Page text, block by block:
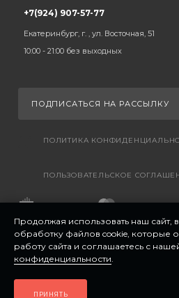
+7(924) 907-57-77
Екатеринбург, г. , ул. Восточная, 51
10:00 - 21:00 без выходных
ПОДПИСАТЬСЯ НА РАССЫЛКУ
ПОЛИТИКА
ПОЛЬЗОВАТЕЛЬСКОЕ
Продолжая использовать наш сайт,
обработку файлов cookie, которые
работу сайта и соглашаетесь с
конфиденциальности.
ПРИНЯТЬ